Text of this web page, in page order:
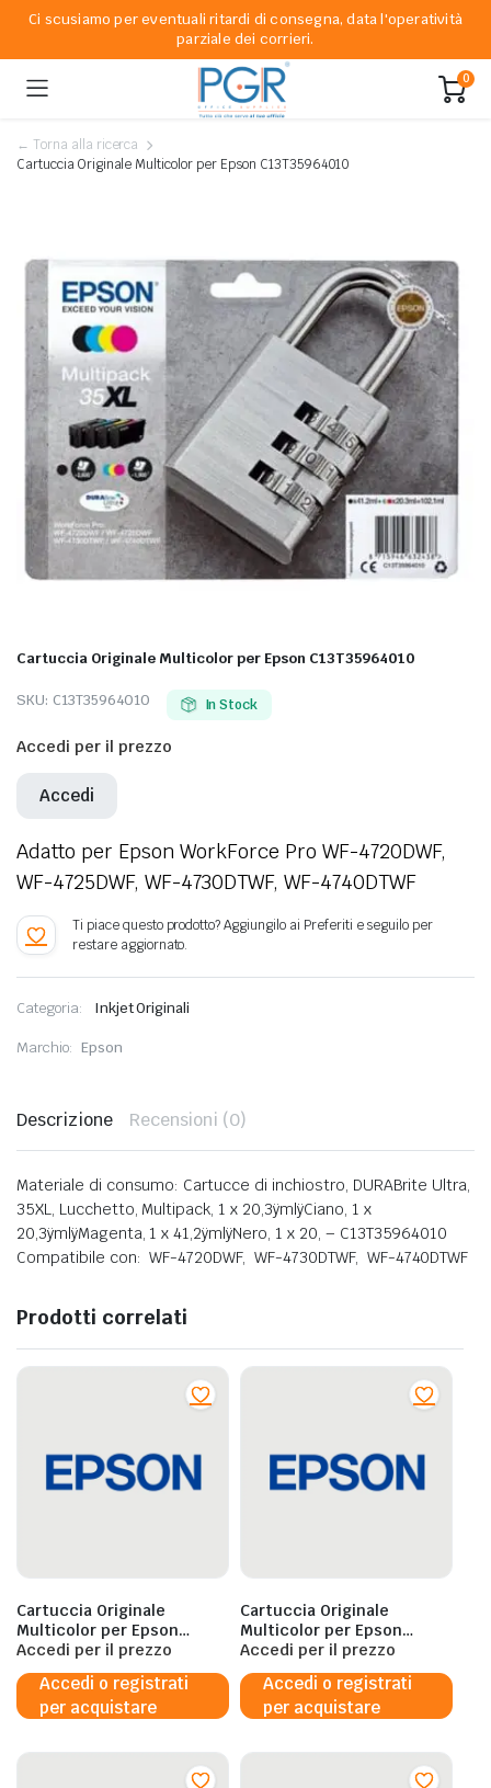
Ci scusiamo per eventuali ritardi di consegna, data l'operatività
parziale dei corrieri.
0
← Torna alla ricerca
Cartuccia Originale Multicolor per Epson C13T35964010
Cartuccia Originale Multicolor per Epson C13T35964010
SKU: C13T35964010 In Stock
Accedi per il prezzo
Accedi
Adatto per Epson WorkForce Pro WF-4720DWF,
WF-4725DWF, WF-4730DTWF, WF-4740DTWF
Categoria: Inkjet Originali
Marchio: Epson
Descrizione Recensioni (0)
Materiale di consumo: Cartucce di inchiostro, DURABrite Ultra,
35XL, Lucchetto, Multipack, 1 x 20,3ÿmlÿCiano, 1 x
20,3ÿmlÿMagenta, 1 x 41,2ÿmlÿNero, 1 x 20, – C13T35964010
Compatibile con: WF-4720DWF, WF-4730DTWF, WF-4740DTWF
Prodotti correlati
Cartuccia Originale
Multicolor per Epson
C13T37984020 – 2ML
Accedi per il prezzo
Accedi o registrati
per acquistare
Cartuccia Originale
Multicolor per Epson
C13T37884020 – 5ML
Accedi per il prezzo
Accedi o registrati
per acquistare